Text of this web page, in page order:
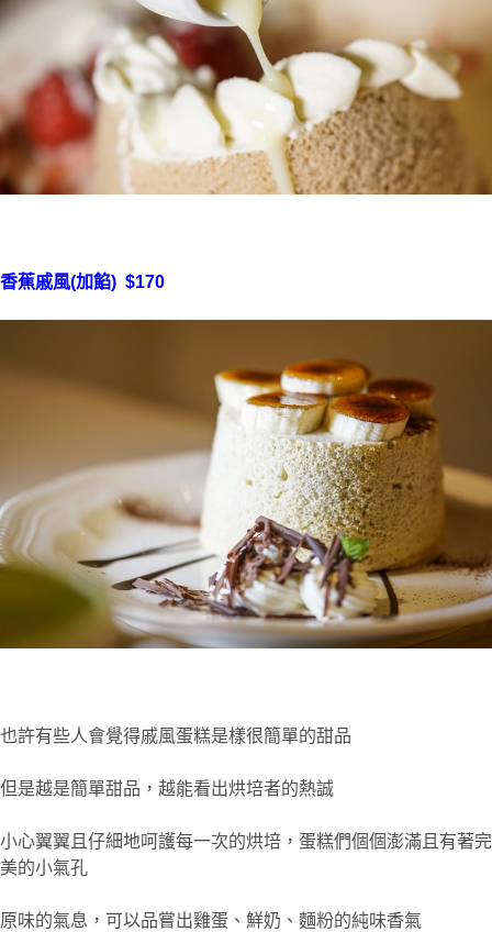
香蕉戚風(加餡) $170
也許有些人會覺得戚風蛋糕是樣很簡單的甜品
但是越是簡單甜品，越能看出烘培者的熱誠
小心翼翼且仔細地呵護每一次的烘培，蛋糕們個個澎滿且有著完
美的小氣孔
原味的氣息，可以品嘗出雞蛋、鮮奶 、 麵粉的純味香氣